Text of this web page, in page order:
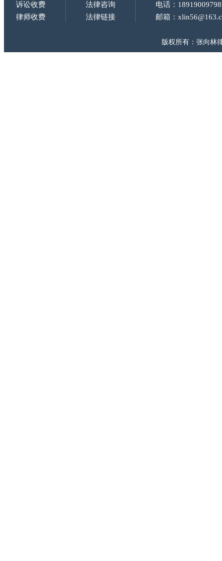
诉讼收费
法律咨询
电话：18919009798
律师收费
法律链接 邮箱：
版权所有：张向林